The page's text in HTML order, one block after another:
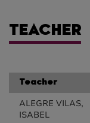
TEACHER
Teacher
ALEGRE VILAS,
ISABEL